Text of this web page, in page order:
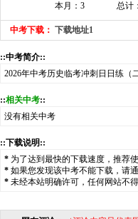
本月：3
总计
中考下载： 下载地址1
::中考简介::
2026年中考历史临考冲刺日日练（
::相关中考::
没有相关中考
::下载说明::
* 为了达到最快的下载速度，推荐
* 如果您发现该中考不能下载，请
* 未经本站明确许可，任何网站不